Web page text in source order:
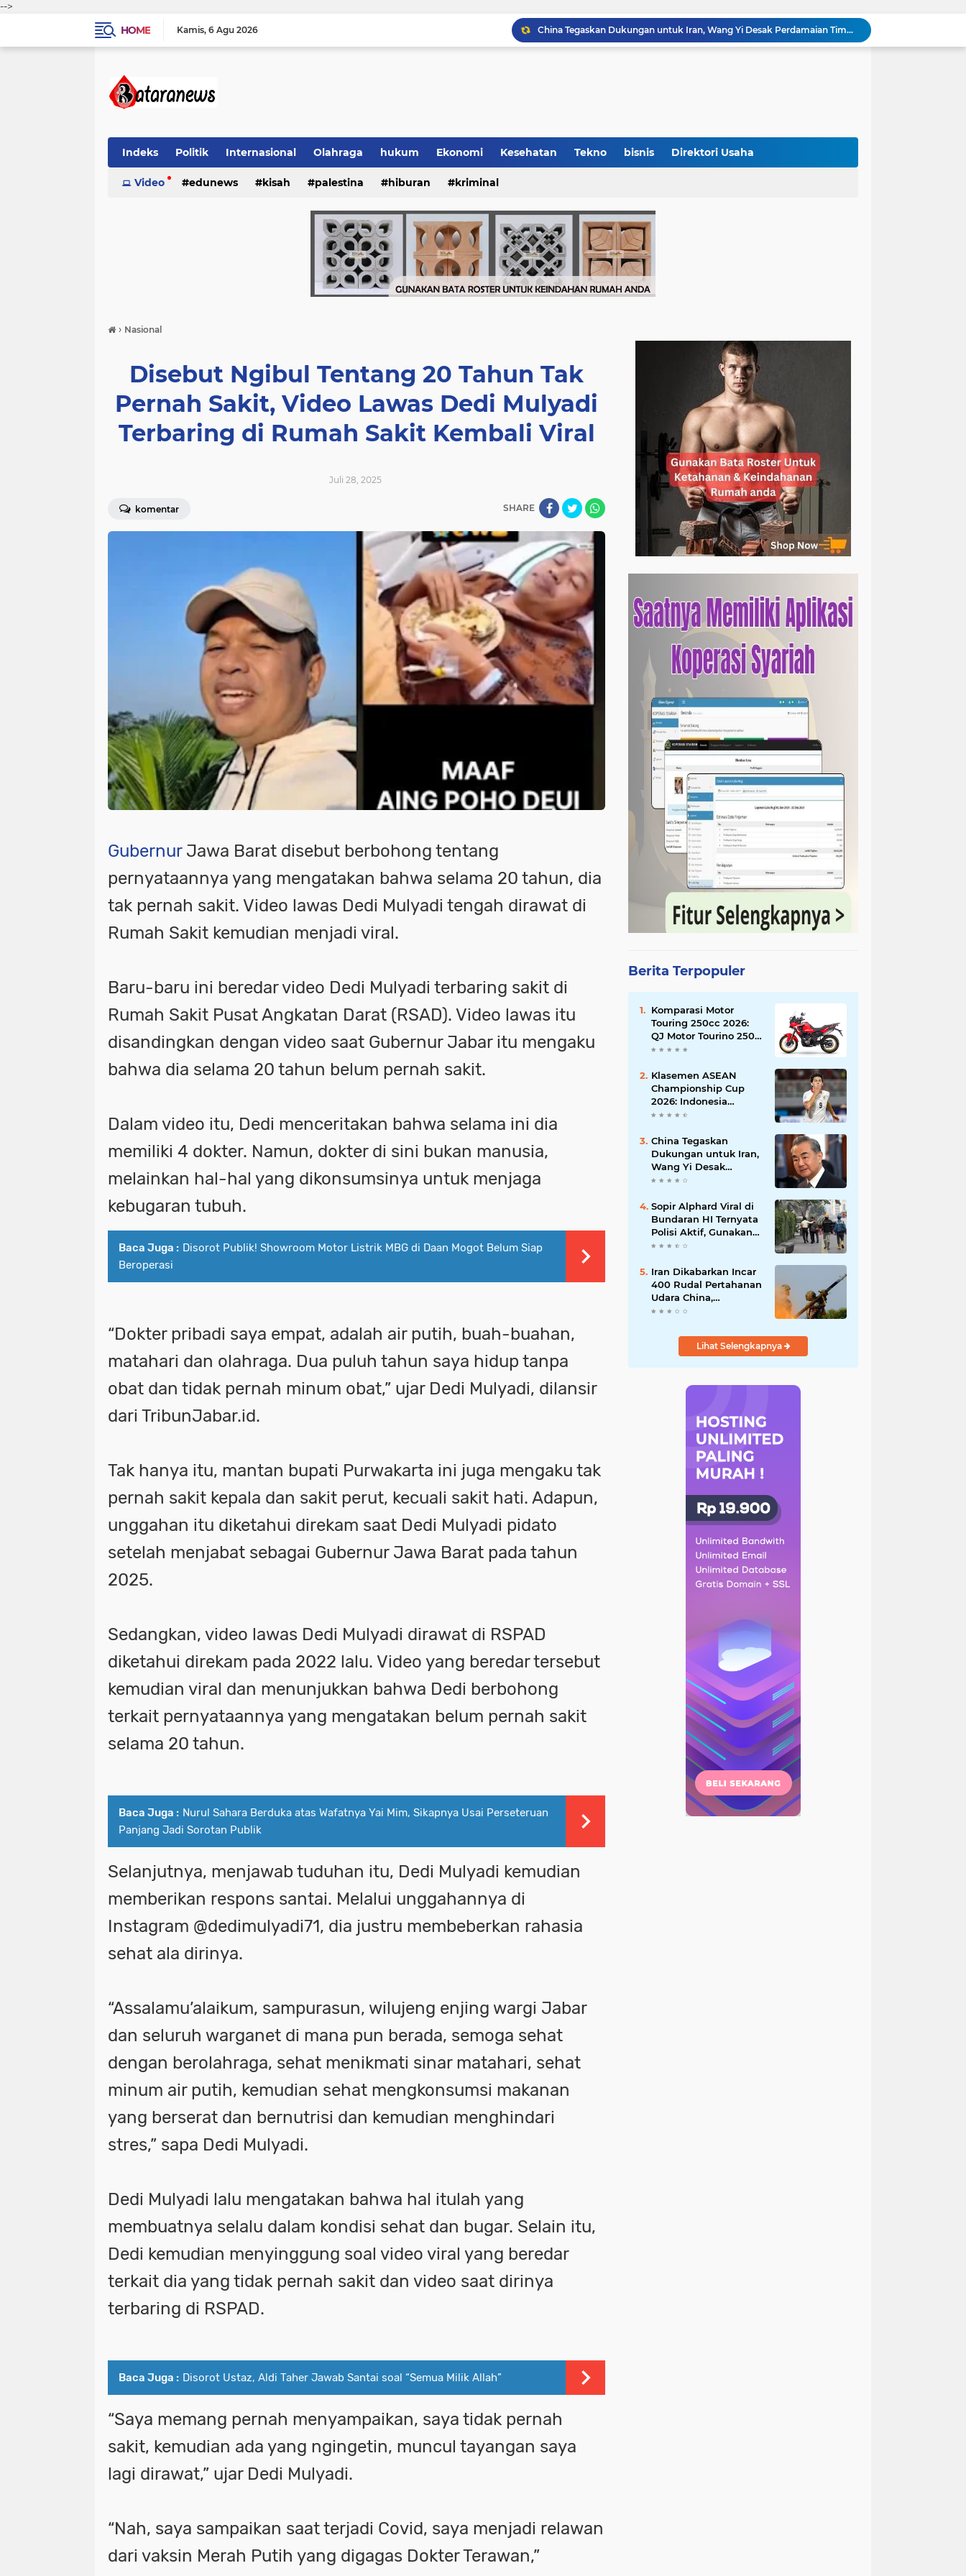
-->
HOME
Kamis 6 Agu 2026
China Tegaskan Dukungan untuk Iran, Wang Yi Desak Perdamaian Timur Tengah dan Soroti Ketegangan dengan AS
9 Momen Paling Berkesan di Piala Dunia 2026, Rekor Mbappe hingga Dominasi Spanyol Jadi Sorotan
4 Manfaat Kentang Rebus untuk Kesehatan, Bantu Turunkan Berat Badan hingga Lancarkan Pencernaan
Indeks Politik Internasional Olahraga hukum Ekonomi Kesehatan Tekno bisnis Direktori Usaha
Video edunews kisah palestina hiburan kriminal
› Nasional
Disebut Ngibul Tentang 20 Tahun Tak
Pernah Sakit, Video Lawas Dedi Mulyadi
Terbaring di Rumah Sakit Kembali Viral
Juli 28, 2025
komentar SHARE
Gubernur Jawa Barat disebut berbohong tentang
pernyataannya yang mengatakan bahwa selama 20 tahun, dia
tak pernah sakit. Video lawas Dedi Mulyadi tengah dirawat di
Rumah Sakit kemudian menjadi viral.
Baru-baru ini beredar video Dedi Mulyadi terbaring sakit di
Rumah Sakit Pusat Angkatan Darat (RSAD). Video lawas itu
disandingkan dengan video saat Gubernur Jabar itu mengaku
bahwa dia selama 20 tahun belum pernah sakit.
Dalam video itu, Dedi menceritakan bahwa selama ini dia
memiliki 4 dokter. Namun, dokter di sini bukan manusia,
melainkan hal-hal yang dikonsumsinya untuk menjaga
kebugaran tubuh.
Baca Juga : Disorot Publik! Showroom Motor Listrik MBG di Daan Mogot Belum Siap
Beroperasi
“Dokter pribadi saya empat, adalah air putih, buah-buahan,
matahari dan olahraga. Dua puluh tahun saya hidup tanpa
obat dan tidak pernah minum obat,” ujar Dedi Mulyadi, dilansir
dari TribunJabar.id.
Tak hanya itu, mantan bupati Purwakarta ini juga mengaku tak
pernah sakit kepala dan sakit perut, kecuali sakit hati. Adapun,
unggahan itu diketahui direkam saat Dedi Mulyadi pidato
setelah menjabat sebagai Gubernur Jawa Barat pada tahun
2025.
Sedangkan, video lawas Dedi Mulyadi dirawat di RSPAD
diketahui direkam pada 2022 lalu. Video yang beredar tersebut
kemudian viral dan menunjukkan bahwa Dedi berbohong
terkait pernyataannya yang mengatakan belum pernah sakit
selama 20 tahun.
Baca Juga : Nurul Sahara Berduka atas Wafatnya Yai Mim, Sikapnya Usai Perseteruan
Panjang Jadi Sorotan Publik
Selanjutnya, menjawab tuduhan itu, Dedi Mulyadi kemudian
memberikan respons santai. Melalui unggahannya di
Instagram @dedimulyadi71, dia justru membeberkan rahasia
sehat ala dirinya.
“Assalamu’alaikum, sampurasun, wilujeng enjing wargi Jabar
dan seluruh warganet di mana pun berada, semoga sehat
dengan berolahraga, sehat menikmati sinar matahari, sehat
minum air putih, kemudian sehat mengkonsumsi makanan
yang berserat dan bernutrisi dan kemudian menghindari
stres,” sapa Dedi Mulyadi.
Dedi Mulyadi lalu mengatakan bahwa hal itulah yang
membuatnya selalu dalam kondisi sehat dan bugar. Selain itu,
Dedi kemudian menyinggung soal video viral yang beredar
terkait dia yang tidak pernah sakit dan video saat dirinya
terbaring di RSPAD.
Baca Juga : Disorot Ustaz, Aldi Taher Jawab Santai soal “Semua Milik Allah”
“Saya memang pernah menyampaikan, saya tidak pernah
sakit, kemudian ada yang ngingetin, muncul tayangan saya
lagi dirawat,” ujar Dedi Mulyadi.
“Nah, saya sampaikan saat terjadi Covid, saya menjadi relawan
dari vaksin Merah Putih yang digagas Dokter Terawan,”
Berita Terpopuler
Komparasi Motor
Touring 250cc 2026:
QJ Motor Tourino 250
DX, Suzuki V-Strom
Versys-X 250?
Klasemen ASEAN
Championship Cup
2026: Indonesia
Menang 5-1, Mitchell
Puncaki Top Skor
China Tegaskan
Dukungan untuk Iran,
Wang Yi Desak
Perdamaian Timur
Ketegangan dengan
AS
Sopir Alphard Viral di
Bundaran HI Ternyata
Polisi Aktif, Gunakan
Pelat Palsu dan Kena
Iran Dikabarkan Incar
400 Rudal Pertahanan
Udara China,
Benarkah? Ini
Lengkapnya
Lihat Selengkapnya